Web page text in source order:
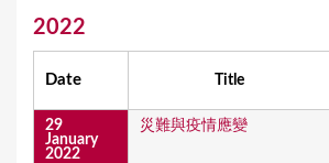
2022
Date Title
29
January
2022
災難與疫情應變